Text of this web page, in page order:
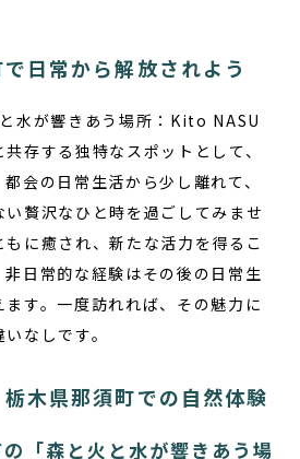
日常から解放されよう
水が響きあう場所：Kito NASU
存する独特なスポットとして、
会の日常生活から少し離れて、
贅沢なひと時を過ごしてみませ
に癒され、新たな活力を得るこ
日常的な経験はその後の日常生
す。一度訪れれば、その魅力に
なしです。
木県那須町での自然体験
「森と火と水が響きあう場